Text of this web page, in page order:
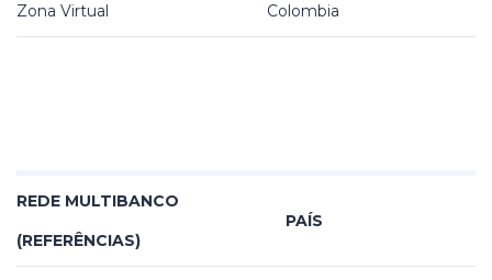
Zona Virtual Colombia
REDE MULTIBANCO
(REFERÊNCIAS)
PAÍS